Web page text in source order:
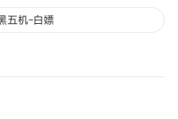
五机-白嫖